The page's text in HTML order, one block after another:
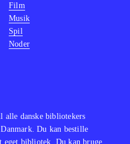
alle danske bibliotekers
Du kan bestille
eget bibliotek. Du kan bruge
Film
Musik
Spil
Noder